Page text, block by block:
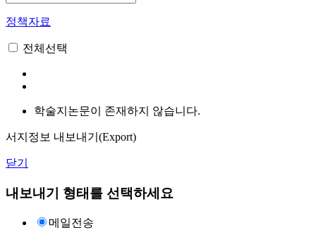
정책자료
전체선택
학술지논문이 존재하지 않습니다.
서지정보 내보내기(Export)
닫기
내보내기 형태를 선택하세요
메일전송